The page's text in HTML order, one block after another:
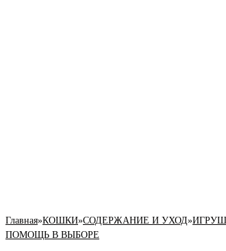
Главная»КОШКИ»СОДЕРЖАНИЕ И УХОД»
ПОМОЩЬ В ВЫБОРЕ